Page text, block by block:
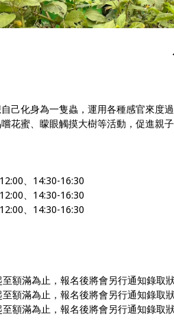
己化身為一隻蟲，運用各種感官來度
花蜜、矇眼觸摸大樹等活動，促進親子
、14:30-16:30
、14:30-16:30
、14:30-16:30
額滿為止，報名後將會另行通知錄取狀
額滿為止，報名後將會另行通知錄取狀
額滿為止，報名後將會另行通知錄取狀